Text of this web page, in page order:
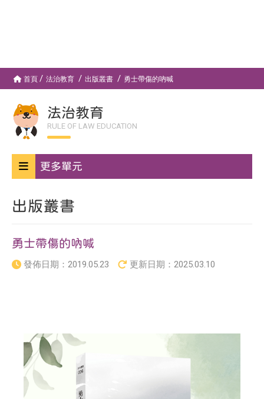
首頁 法治教育 出版叢書 勇士帶傷的吶喊
法治教育
RULE OF LAW EDUCATION
更多單元
出版叢書
勇士帶傷的吶喊
發佈日期： 2019.05.23 更新日期： 2025.03.10